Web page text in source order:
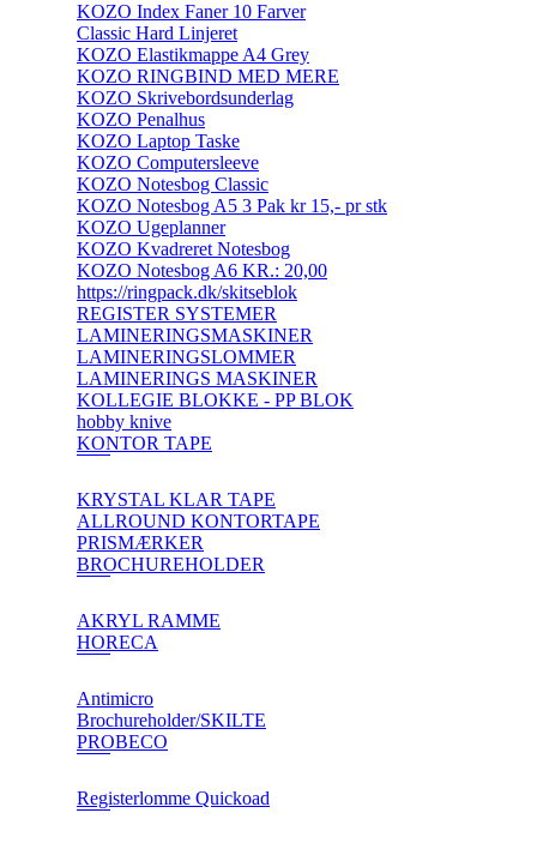
KOZO Index Faner 10 Farver
Classic Hard Linjeret
KOZO Elastikmappe A4 Grey
KOZO RINGBIND MED MERE
KOZO Skrivebordsunderlag
KOZO Penalhus
KOZO Laptop Taske
KOZO Computersleeve
KOZO Notesbog Classic
KOZO Notesbog A5 3 Pak kr 15,- pr stk
KOZO Ugeplanner
KOZO Kvadreret Notesbog
KOZO Notesbog A6 KR.: 20,00
https://ringpack.dk/skitseblok
REGISTER SYSTEMER
LAMINERINGSMASKINER
LAMINERINGSLOMMER
LAMINERINGS MASKINER
KOLLEGIE BLOKKE - PP BLOK
hobby knive
KONTOR TAPE
KRYSTAL KLAR TAPE
ALLROUND KONTORTAPE
PRISMÆRKER
BROCHUREHOLDER
AKRYL RAMME
HORECA
Antimicro
Brochureholder/SKILTE
PROBECO
Registerlomme Quickoad